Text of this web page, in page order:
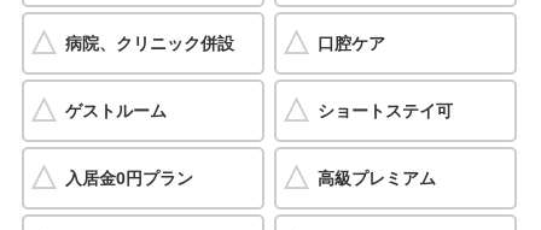
病院、クリニック併設 口腔ケア
ゲストルーム ショートステイ可
入居金0円プラン 高級プレミアム